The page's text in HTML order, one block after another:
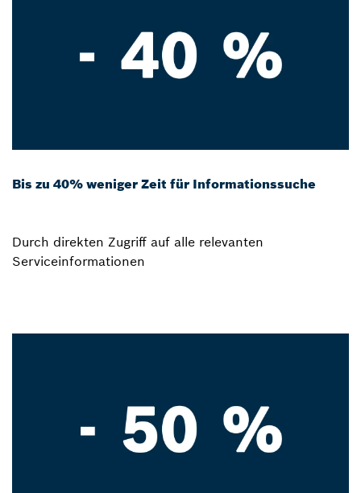
Bis zu 40% weniger Zeit für Informationssuche
Durch direkten Zugriff auf alle relevanten
Serviceinformationen